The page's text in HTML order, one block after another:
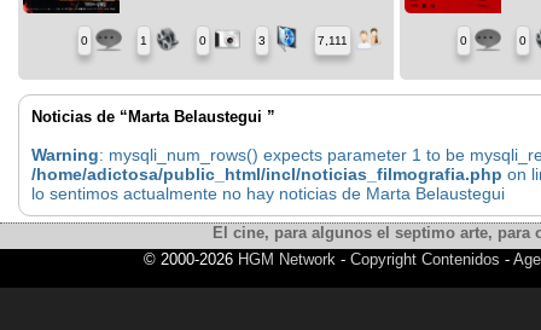
0 1 0 3 7,111 0 0
Noticias de “Marta Belaustegui ”
Warning: mysqli_num_rows() expects parameter 1 to be
/home/adictosa/public_html/incl/noticias_filmografia.php on
lo sentimos actualmente no hay noticias de Marta Belaustegui
El cine, para algunos el septimo arte,
© 2000-2026 HGM Network- Copyright Contenidos -